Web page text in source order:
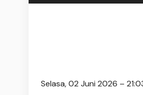
Selasa, 02 Juni 2026 –